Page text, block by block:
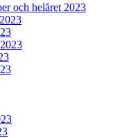
och helåret 2023